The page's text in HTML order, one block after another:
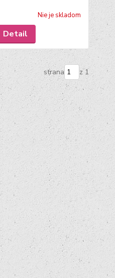
Nie je skladom
Detail
strana z 1